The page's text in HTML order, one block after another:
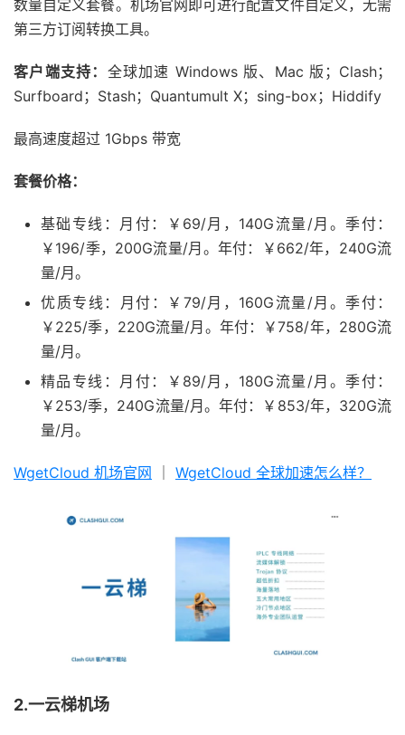
数量自定义套餐。机场官网即可进行配置文件自定义，无需
第三方订阅转换工具。
客户端支持： 全球加速 Windows 版、Mac 版；Clash；
Surfboard；Stash；Quantumult X；sing-box；Hiddify
最高速度超过 1Gbps 带宽
套餐价格：
基础专线：月付：￥69/月，140G流量/月。季付：
￥196/季，200G流量/月。年付：￥662/年，240G流
量/月。
优质专线：月付：￥79/月，160G流量/月。季付：
￥225/季，220G流量/月。年付：￥758/年，280G流
量/月。
精品专线：月付：￥89/月，180G流量/月。季付：
￥253/季，240G流量/月。年付：￥853/年，320G流
量/月。
WgetCloud 机场官网 WgetCloud 全球加速怎么样？
2.一云梯机场